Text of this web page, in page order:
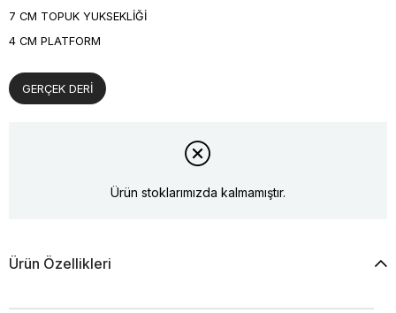
7 CM TOPUK YUKSEKLİĞİ
4 CM PLATFORM
GERÇEK DERİ
Ürün stoklarımızda kalmamıştır.
Ürün Özellikleri